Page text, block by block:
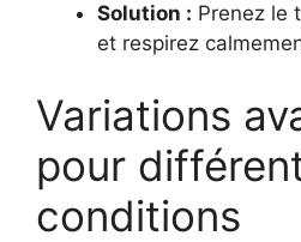
Solution : Prenez le
et respirez
Variations
pour
conditions